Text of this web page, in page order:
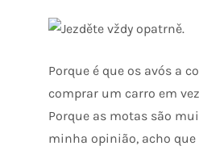
Porque é que os avós a
comprar um carro em
Porque as motas são
minha opinião, acho que